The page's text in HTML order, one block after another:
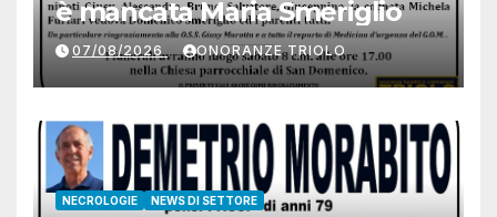
è mancata Maria Smeriglio
07/08/2026 ONORANZE TRIOLO
NECROLOGIE NEWS DI SETTORE